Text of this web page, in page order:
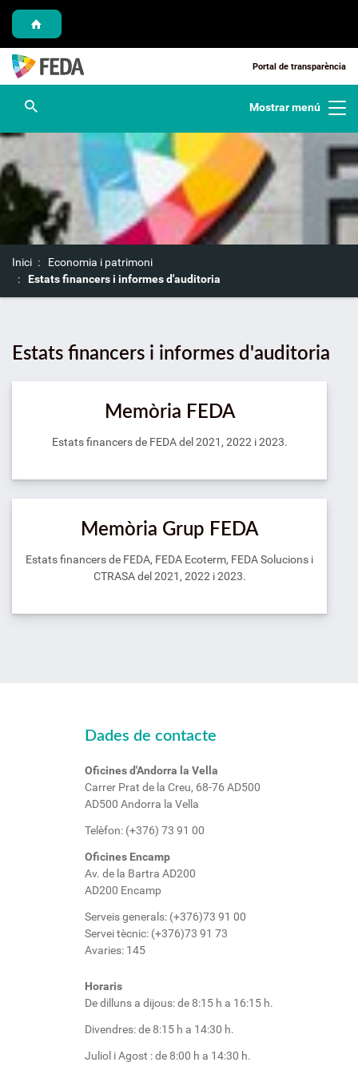
Saltar al contingut
Saltar a la navegació
Saltar a l'informació de contacte
Portal de transparència
Mostrar menú
S
u
Inici
Economia i patrimoni
Estats financers i informes d'auditoria
Estats financers i informes d'auditoria
Memòria FEDA
Estats financers de FEDA del 2021, 2022 i 2023.
Memòria Grup FEDA
Estats financers de FEDA, FEDA Ecoterm, FEDA Solucions i
CTRASA del 2021, 2022 i 2023.
Dades de contacte
Oficines d'Andorra la Vella
Carrer Prat de la Creu, 68-76 AD500
AD500 Andorra la Vella
Telèfon: (+376) 73 91 00
Oficines Encamp
Av. de la Bartra AD200
AD200 Encamp
Serveis generals: (+376)73 91 00
Servei tècnic: (+376)73 91 73
Avaries: 145
Horaris
De dilluns a dijous: de 8:15 h a 16:15 h.
Divendres: de 8:15 h a 14:30 h.
Juliol i Agost : de 8:00 h a 14:30 h.